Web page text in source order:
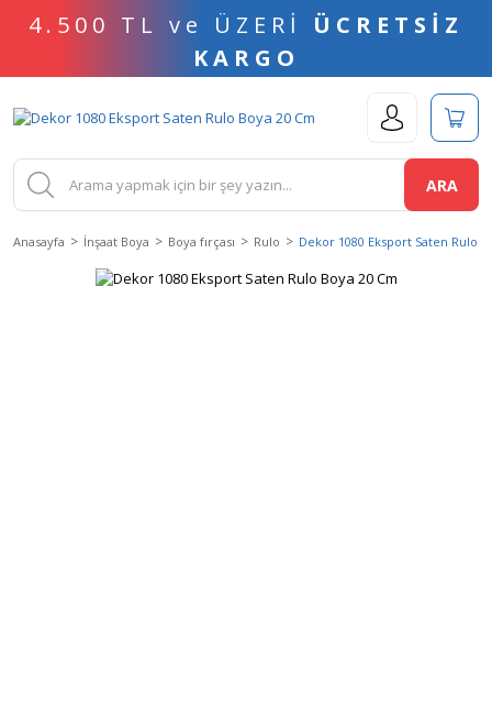
4.500 TL ve ÜZERİ ÜCRETSİZ
KARGO
ARA
Anasayfa İnşaat Boya Boya fırçası Rulo Dekor 1080 Eksport Saten Rulo